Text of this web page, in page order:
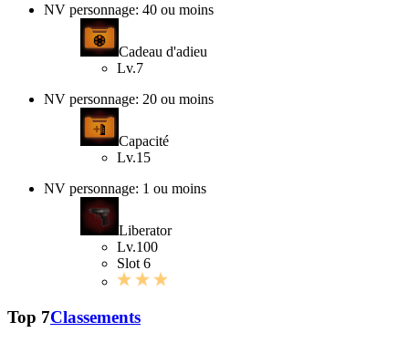
NV personnage: 40 ou moins
Cadeau d'adieu
Lv.7
NV personnage: 20 ou moins
Capacité
Lv.15
NV personnage: 1 ou moins
Liberator
Lv.100
Slot 6
Top 7Classements